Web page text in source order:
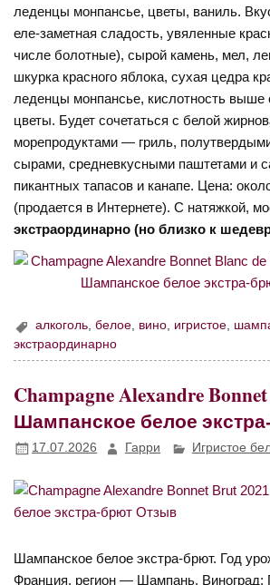
леденцы монпансье, цветы, ваниль.
еле-заметная сладость, увяленные
числе болотные), сырой камень, мел,
шкурка красного яблока, сухая цедра
леденцы монпансье, кислотность выше
цветы. Будет сочетаться с белой
морепродуктами — гриль,
сырами, средневкусными паштетами и
пикантных тапасов и канапе. Цена:
(продается в Интернете). С натяжкой,
экстраординарно (но близко к
алкоголь,белое, вино, игристое,
экстраординарно
Champagne Alexandre
Шампанское белое
17.07.2026 Гарри Игристое
Шампанское белое экстра-брют. Год
Франция, регион — Шампань. Виноград: